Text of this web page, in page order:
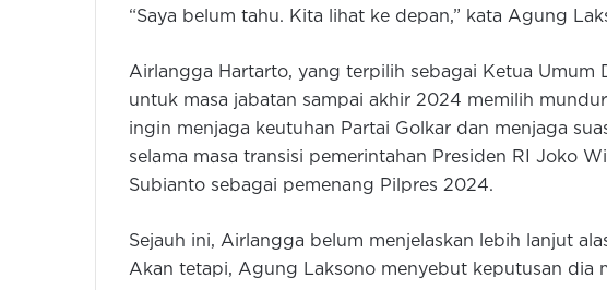
“Saya belum tahu. Kita lihat ke depan,” kata Agung
Airlangga Hartarto, yang terpilih sebagai Ketua Umum
untuk masa jabatan sampai akhir 2024 memilih
ingin menjaga keutuhan Partai Golkar dan menjaga
selama masa transisi pemerintahan Presiden RI Joko
Subianto sebagai pemenang Pilpres 2024.
Sejauh ini, Airlangga belum menjelaskan lebih lanjut
Akan tetapi, Agung Laksono menyebut keputusan dia